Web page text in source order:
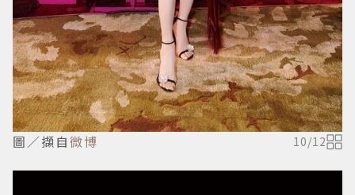
圖／擷自微博 10/12